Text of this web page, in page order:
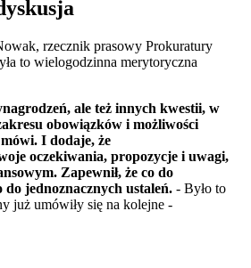
rzecznik prasowy Prokuratury
to wielogodzinna merytoryczna
ale też innych kwestii, w
obowiązków i możliwości
I dodaje, że
oczekiwania, propozycje i uwagi,
Zapewnił, że co do
do jednoznacznych ustaleń. - Było to
już umówiły się na kolejne -